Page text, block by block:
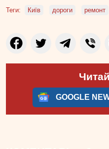
Теги: Київ дороги ремонт
GOOGLE